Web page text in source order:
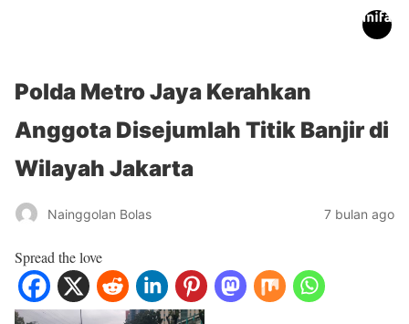
Polda Metro Jaya Kerahkan
Anggota Disejumlah Titik Banjir di
Wilayah Jakarta
Nainggolan Bolas 7 bulan ago
Spread the love